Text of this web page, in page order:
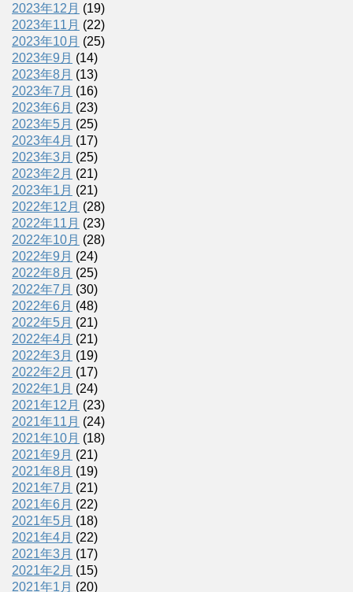
2023年12月 (19)
2023年11月 (22)
2023年10月 (25)
2023年9月 (14)
2023年8月 (13)
2023年7月 (16)
2023年6月 (23)
2023年5月 (25)
2023年4月 (17)
2023年3月 (25)
2023年2月 (21)
2023年1月 (21)
2022年12月 (28)
2022年11月 (23)
2022年10月 (28)
2022年9月 (24)
2022年8月 (25)
2022年7月 (30)
2022年6月 (48)
2022年5月 (21)
2022年4月 (21)
2022年3月 (19)
2022年2月 (17)
2022年1月 (24)
2021年12月 (23)
2021年11月 (24)
2021年10月 (18)
2021年9月 (21)
2021年8月 (19)
2021年7月 (21)
2021年6月 (22)
2021年5月 (18)
2021年4月 (22)
2021年3月 (17)
2021年2月 (15)
2021年1月 (20)